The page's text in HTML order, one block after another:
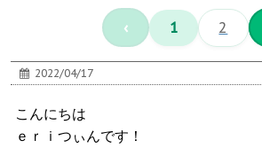
‹ 1 2
2022/04/17
こんにちは
ｅｒｉつぃんです！